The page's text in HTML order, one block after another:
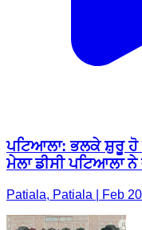
ਪਟਿਆਲਾ: ਭਲਕੇ ਸ਼ੁਰੂ ਹੋ
ਮੇਲਾ ਡੀਸੀ ਪਟਿਆਲਾ ਨੇ
Patiala, Patiala | Feb